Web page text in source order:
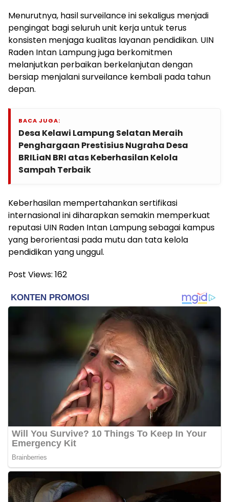
Menurutnya, hasil surveilance ini sekaligus menjadi
pengingat bagi seluruh unit kerja untuk terus
konsisten menjaga kualitas layanan pendidikan. UIN
Raden Intan Lampung juga berkomitmen
melanjutkan perbaikan berkelanjutan dengan
bersiap menjalani surveilance kembali pada tahun
depan.
BACA JUGA:
Desa Kelawi Lampung Selatan Meraih
Penghargaan Prestisius Nugraha Desa
BRILiaN BRI atas Keberhasilan Kelola
Sampah Terbaik
Keberhasilan mempertahankan sertifikasi
internasional ini diharapkan semakin memperkuat
reputasi UIN Raden Intan Lampung sebagai kampus
yang berorientasi pada mutu dan tata kelola
pendidikan yang unggul.
Post Views: 162